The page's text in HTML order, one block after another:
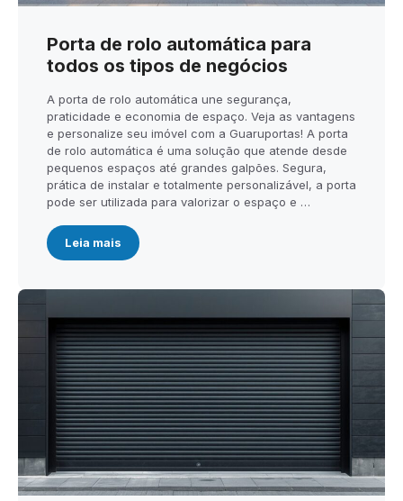
Porta de rolo automática para
todos os tipos de negócios
A porta de rolo automática une segurança,
praticidade e economia de espaço. Veja as vantagens
e personalize seu imóvel com a Guaruportas! A porta
de rolo automática é uma solução que atende desde
pequenos espaços até grandes galpões. Segura,
prática de instalar e totalmente personalizável, a porta
pode ser utilizada para valorizar o espaço e …
Leia mais